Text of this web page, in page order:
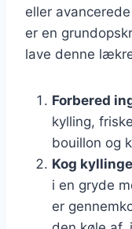
eller
er en
lave denne
Forbered
kylling,
bouillon og
Kog
i en gryde
er